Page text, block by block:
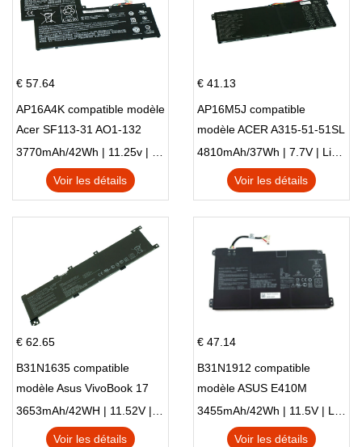
€ 57.64
AP16A4K compatible modèle
Acer SF113-31 AO1-132
NE132
3770mAh/42Wh | 11.25v | Li-ion ...
Voir les détails
€ 41.13
AP16M5J compatible
modèle ACER A315-51-51SL
N17Q1 SERIES
4810mAh/37Wh | 7.7V | Li-ion ...
Voir les détails
€ 62.65
B31N1635 compatible
modèle Asus VivoBook 17
X705NC X705UA X705UV
X705UN X705UD
3653mAh/42WH | 11.52V | Li-ion ...
Voir les détails
€ 47.14
B31N1912 compatible
modèle ASUS E410M
E410MA L410MA
3455mAh/42Wh | 11.5V | Li-ion ...
Voir les détails